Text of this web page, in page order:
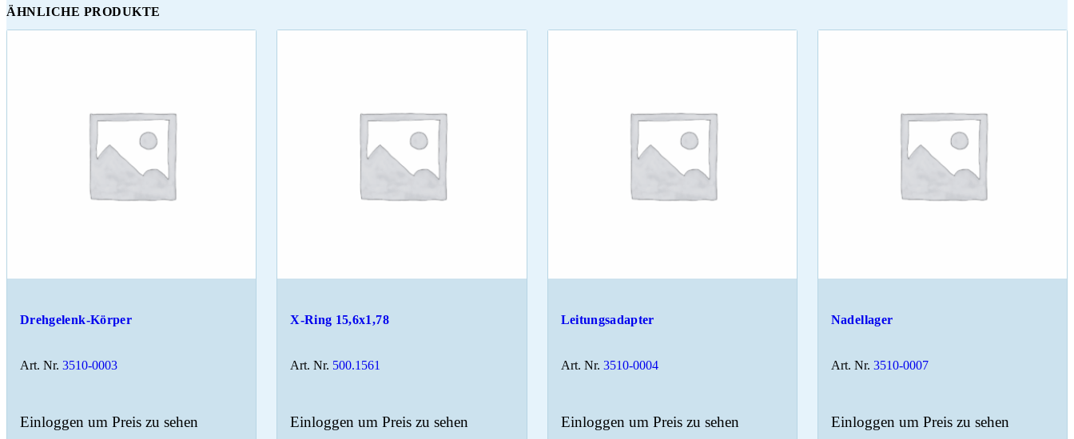
ÄHNLICHE PRODUKTE
Drehgelenk-Körper
Art. Nr. 3510-0003
Einloggen um Preis zu sehen
X-Ring 15,6x1,78
Art. Nr. 500.1561
Einloggen um Preis zu sehen
Leitungsadapter
Art. Nr. 3510-0004
Einloggen um Preis zu sehen
Nadellager
Art. Nr. 3510-0007
Einloggen um Preis zu sehen